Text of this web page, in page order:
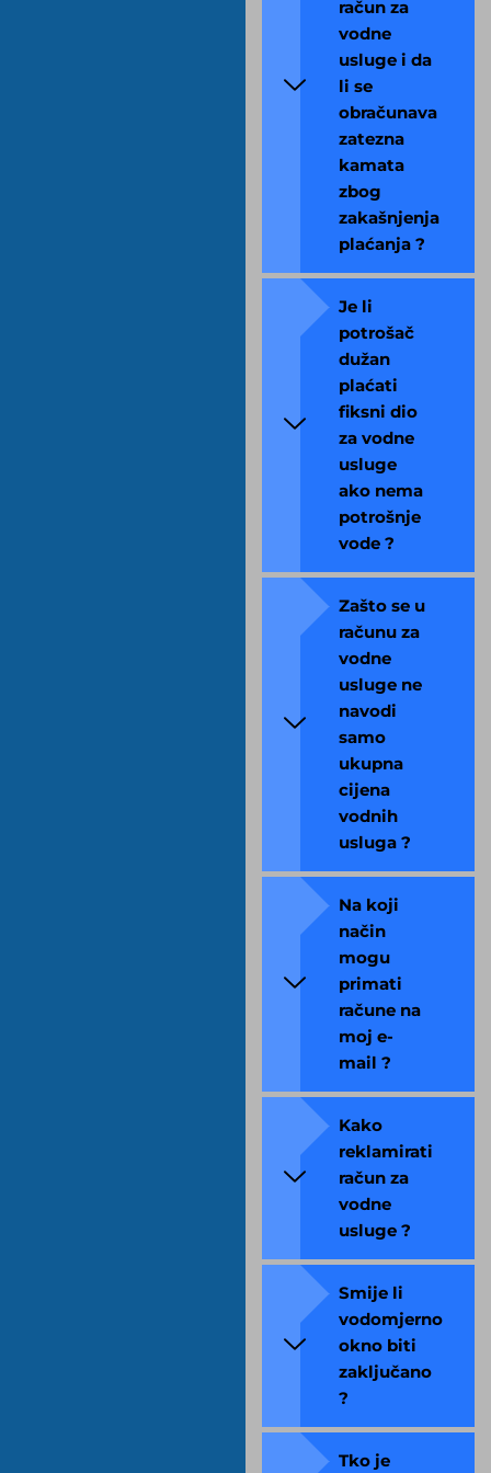
račun za
vodne
usluge i da
li se
obračunava
zatezna
kamata
zbog
zakašnjenja
plaćanja ?
Je li
potrošač
dužan
plaćati
fiksni dio
za vodne
usluge
ako nema
potrošnje
vode ?
Zašto se u
računu za
vodne
usluge ne
navodi
samo
ukupna
cijena
vodnih
usluga ?
Na koji
način
mogu
primati
račune na
moj e-
mail ?
Kako
reklamirati
račun za
vodne
usluge ?
Smije li
vodomjerno
okno biti
zaključano
?
Tko je